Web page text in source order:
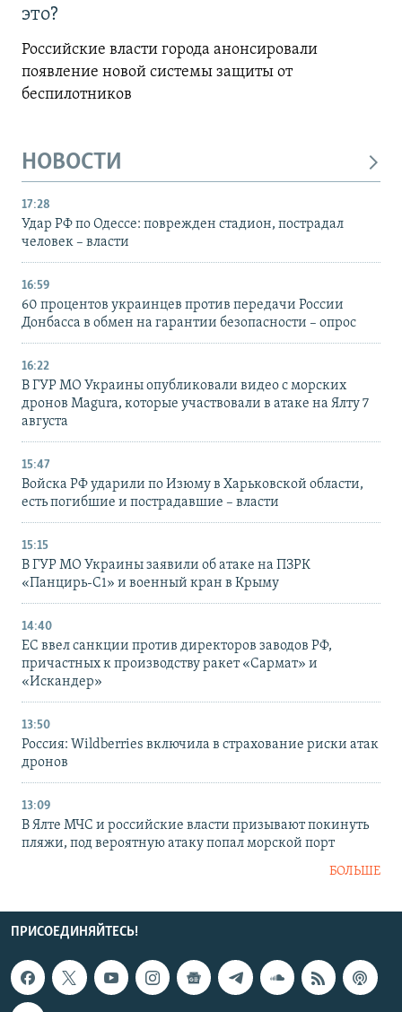
это?
Российские власти города анонсировали
появление новой системы защиты от
беспилотников
НОВОСТИ
17:28
Удар РФ по Одессе: поврежден стадион, пострадал
человек – власти
16:59
60 процентов украинцев против передачи России
Донбасса в обмен на гарантии безопасности – опрос
16:22
В ГУР МО Украины опубликовали видео с морских
дронов Magura, которые участвовали в атаке на Ялту 7
августа
15:47
Войска РФ ударили по Изюму в Харьковской области,
есть погибшие и пострадавшие – власти
15:15
В ГУР МО Украины заявили об атаке на ПЗРК
«Панцирь-С1» и военный кран в Крыму
14:40
ЕС ввел санкции против директоров заводов РФ,
причастных к производству ракет «Сармат» и
«Искандер»
13:50
Россия: Wildberries включила в страхование риски атак
дронов
13:09
В Ялте МЧС и российские власти призывают покинуть
пляжи, под вероятную атаку попал морской порт
БОЛЬШЕ
ПРИСОЕДИНЯЙТЕСЬ!